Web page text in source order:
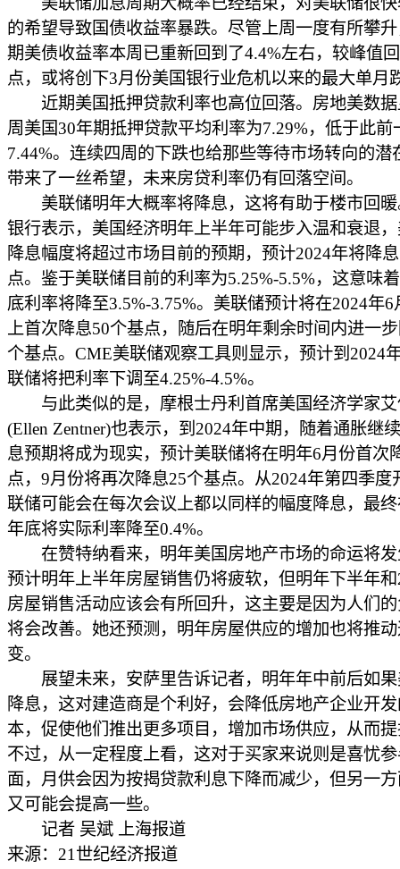
的希望导致国债收益率暴跌。尽管上周一度有所攀
期美债收益率本周已重新回到了4.4%左右，较峰值
点，或将创下3月份美国银行业危机以来的最大单月
近期美国抵押贷款利率也高位回落。房地美数据
周美国30年期抵押贷款平均利率为7.29%，低于此前
7.44%。连续四周的下跌也给那些等待市场转向的潜
带来了一丝希望，未来房贷利率仍有回落空间。
美联储明年大概率将降息，这将有助于楼市回暖
银行表示，美国经济明年上半年可能步入温和衰退
降息幅度将超过市场目前的预期，预计2024年将降
点。鉴于美联储目前的利率为5.25%-5.5%，这意味
底利率将降至3.5%-3.75%。美联储预计将在2024年6
上首次降息50个基点，随后在明年剩余时间内进一
个基点。CME美联储观察工具则显示，预计到2024
联储将把利率下调至4.25%-4.5%。
与此类似的是，摩根士丹利首席美国经济学家艾
(Ellen Zentner)也表示，到2024年中期，随着通胀继
息预期将成为现实，预计美联储将在明年6月份首次
点，9月份将再次降息25个基点。从2024年第四季度
联储可能会在每次会议上都以同样的幅度降息，最
年底将实际利率降至0.4%。
在赞特纳看来，明年美国房地产市场的命运将发
预计明年上半年房屋销售仍将疲软，但明年下半年
房屋销售活动应该会有所回升，这主要是因为人们
将会改善。她还预测，明年房屋供应的增加也将推
变。
展望未来，安萨里告诉记者，明年年中前后如果
降息，这对建造商是个利好，会降低房地产企业开
本，促使他们推出更多项目，增加市场供应，从而
不过，从一定程度上看，这对于买家来说则是喜忧
面，月供会因为按揭贷款利息下降而减少，但另一
又可能会提高一些。
记者 吴斌 上海报道
来源：21世纪经济报道